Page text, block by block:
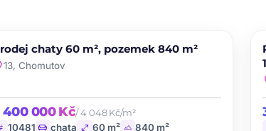
chaty 60 m², pozemek 840 m²
13, Chomutov
400 000 Kč/ 4 048 Kč/m²
10481 chair chata open_in_full 60 m² landscape 840 m²